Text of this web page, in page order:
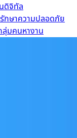
ดิจิทัล
กษาความปลอดภัย
ลุ่มคนหางาน